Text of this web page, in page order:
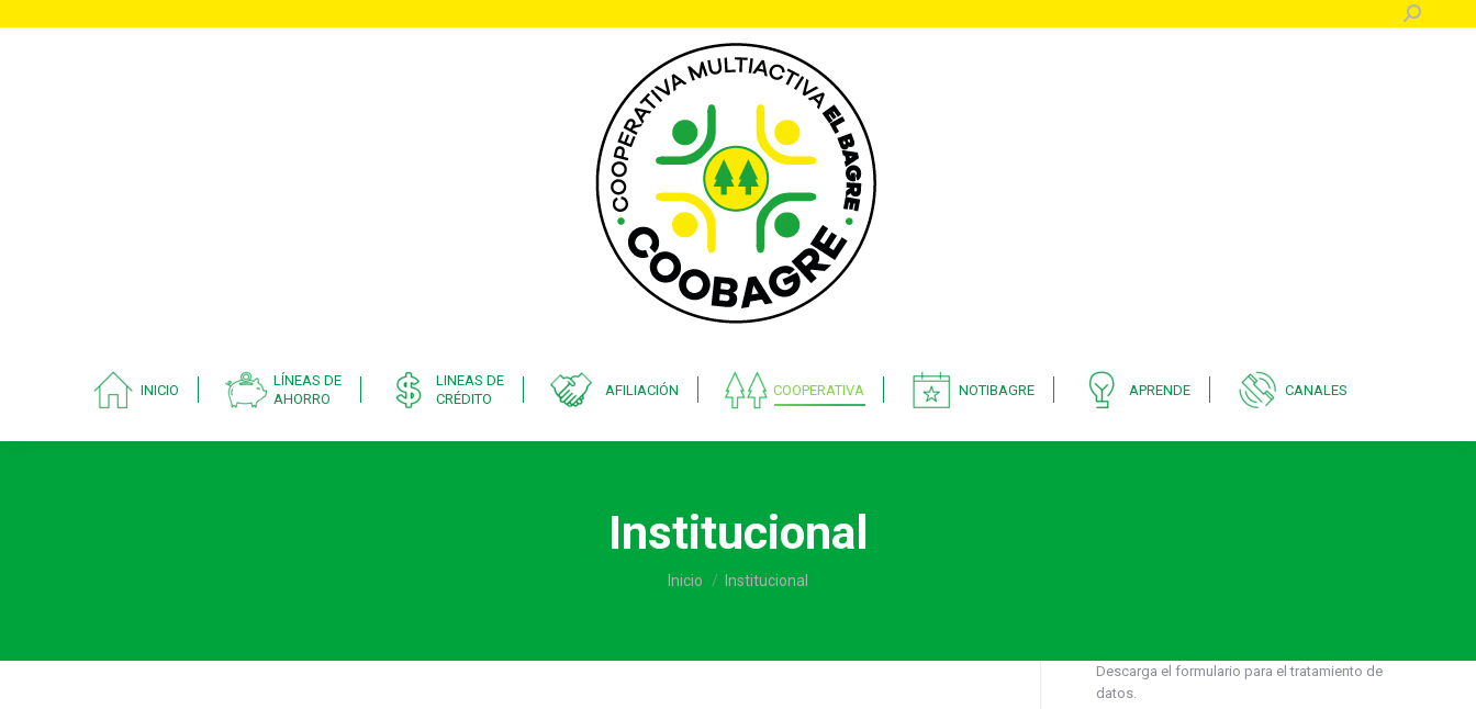
Buscar:
INICIO
LÍNEAS DE
AHORRO
LINEAS DE
CRÉDITO
AFILIACIÓN COOPERATIVA NOTIBAGRE APRENDE CANALES
Institucional
Estás aquí:
Inicio Institucional
Descarga el formulario para el tratamiento de
datos.